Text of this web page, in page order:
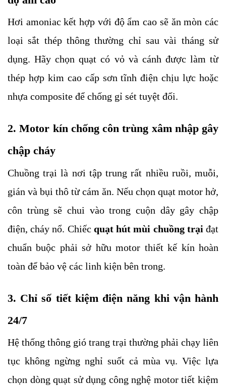
Hơi amoniac kết hợp với độ ẩm cao sẽ ăn mòn các
loại sắt thép thông thường chỉ sau vài tháng sử
dụng. Hãy chọn quạt có vỏ và cánh được làm từ
thép hợp kim cao cấp sơn tĩnh điện chịu lực hoặc
nhựa composite để chống gỉ sét tuyệt đối.
2. Motor kín chống côn trùng xâm nhập gây
chập cháy
Chuồng trại là nơi tập trung rất nhiều ruồi, muỗi,
gián và bụi thô từ cám ăn. Nếu chọn quạt motor hở,
côn trùng sẽ chui vào trong cuộn dây gây chập
điện, cháy nổ. Chiếc quạt hút mùi chuồng trại đạt
chuẩn buộc phải sở hữu motor thiết kế kín hoàn
toàn để bảo vệ các linh kiện bên trong.
3. Chỉ số tiết kiệm điện năng khi vận hành
24/7
Hệ thống thông gió trang trại thường phải chạy liên
tục không ngừng nghỉ suốt cả mùa vụ. Việc lựa
chọn dòng quạt sử dụng công nghệ motor tiết kiệm